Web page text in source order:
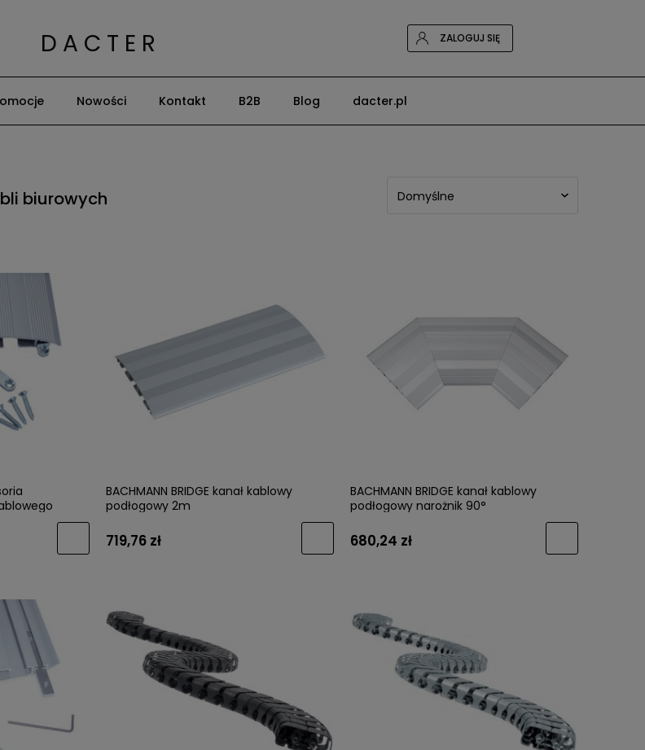
D A C T E R ZALOGUJ SIĘ
Nowości Kontakt B2B Blog dacter.pl
/WARIANTY/
Szczotkowany /WARIANTY/
biurowych
BACHMANN BRIDGE kanał kablowy
podłogowy 2m
719,76 zł
BACHMANN BRIDGE kanał kablowy
podłogowy narożnik 90°
680,24 zł